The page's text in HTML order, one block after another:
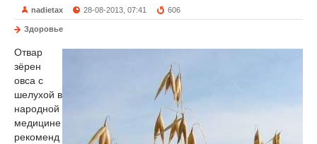
nadietax 28-08-2013, 07:41 606
Здоровье
Отвар
зёрен
овса с
шелухой в
народной
медицине
рекоменд